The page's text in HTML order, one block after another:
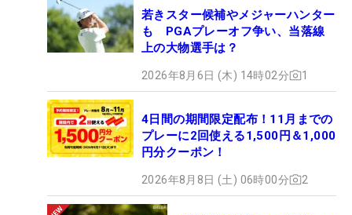
若きスター候補やメジャーハンター
も PGAプレーオフ争い、当落線
上の大物選手は？
2026年8月6日 (木) 14時02分 1
4日間の期間限定配布！11月までの
プレーに2回使える1,500円＆1,000
円分クーポン！
2026年8月8日 (土) 06時00分 2